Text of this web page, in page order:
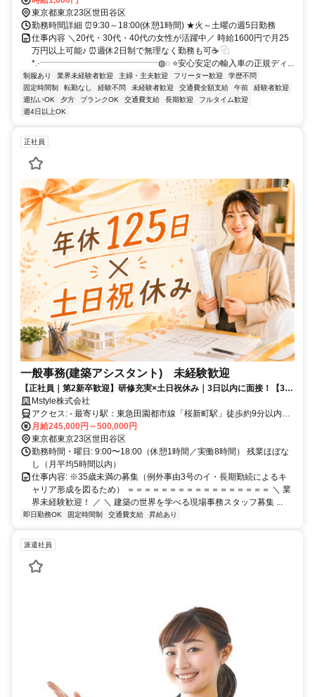
駅」よりバス、バス停下車３分
東京都東京23区世田谷区
勤務時間詳細 ⏰9:30～18:00(休憩1時間) ★火～土曜の週5日勤務
仕事内容 ＼20代・30代・40代の女性が活躍中／ 時給1600円で月25
万円以上可能♪ ⏰週休2日制で無理なく勤務も可☕ ⿻
*.·┈┈┈┈┈┈┈┈┈┈┈┈┈┈◍◌ ⭐安心安定の輸入車の正規ディ...
制服あり 業界未経験者歓迎 主婦・主夫歓迎 フリーター歓迎
学歴不問
固定時間制
転勤なし 経験不問 未経験者歓迎 交通費全額支給 午前
経験者歓迎
週払いOK
夕方 ブランクOK 交通費支給 長期歓迎
フルタイム歓迎
週4日以上OK
正社員
一般事務(建築アシスタント) 未経験歓迎
【正社員｜第2新卒歓迎】研修充実×土日祝休み｜3日以内に面接！【35
歳未満の募集（例外事由3号のイ）】
Mstyle株式会社
アクセス: - 最寄り駅：東急田園都市線「桜新町駅」徒歩約9分以内
（渋谷駅まで直通、通勤・通学に便利） - 利用可能駅：東急世田谷線
「上町駅」徒歩約14分以内 （三軒茶屋・下高井戸方面へのアクセス
可能） - その他利用可能駅：東急田園都市線「用賀駅」自転車 約5分
以内
月給245,000円～500,000円
東京都東京23区世田谷区
勤務時間・曜日: 9:00〜18:00（休憩1時間／実働8時間） 残業ほぼな
し（月平均5時間以内）
仕事内容: ※35歳未満の募集（例外事由3号のイ・長期勤続によるキ
ャリア形成を図るため） ＝＝＝＝＝＝＝＝＝＝＝＝＝＝＝＝＝ ＼ 業
界未経験歓迎！ ／ ＼ 建築の世界を学べる現場事務スタッフ募集 ...
即日勤務OK 固定時間制 交通費支給 昇給あり
派遣社員